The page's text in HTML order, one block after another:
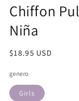
modal
Chiffon
Niña
Precio
$18.95 USD
genero
Girls